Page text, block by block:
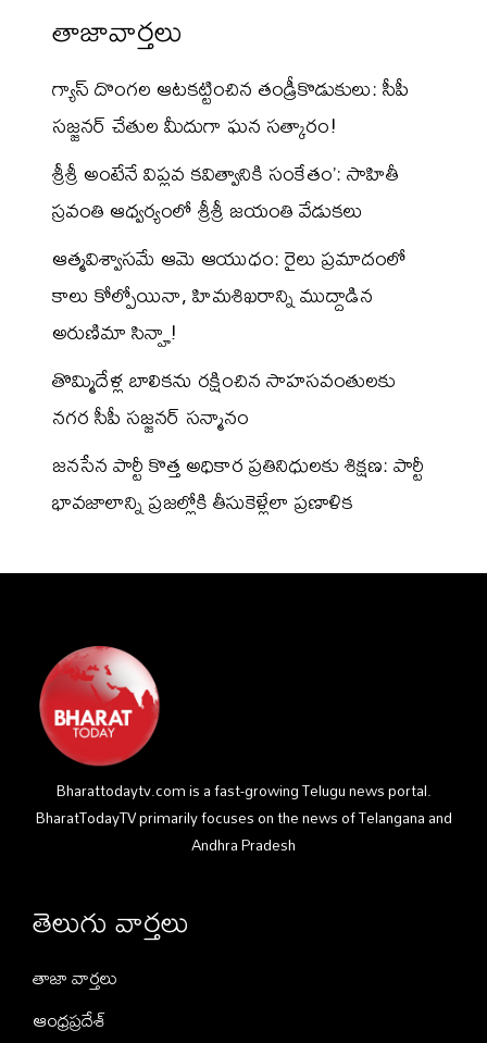
తాజావార్తలు
గ్యాస్ దొంగల ఆటకట్టించిన తండ్రీకొడుకులు: సీపీ
సజ్జనర్ చేతుల మీదుగా ఘన సత్కారం!
శ్రీశ్రీ అంటేనే విప్లవ కవిత్వానికి సంకేతం’: సాహితీ
స్రవంతి ఆధ్వర్యంలో శ్రీశ్రీ జయంతి వేడుకలు
ఆత్మవిశ్వాసమే ఆమె ఆయుధం: రైలు ప్రమాదంలో
కాలు కోల్పోయినా, హిమశిఖరాన్ని ముద్దాడిన
అరుణిమా సిన్హా!
తొమ్మిదేళ్ల బాలికను రక్షించిన సాహసవంతులకు
నగర సీపీ సజ్జనర్ సన్మానం
జనసేన పార్టీ కొత్త అధికార ప్రతినిధులకు శిక్షణ: పార్టీ
భావజాలాన్ని ప్రజల్లోకి తీసుకెళ్లేలా ప్రణాళిక
Bharattodaytv.com is a fast-growing Telugu news portal.
BharatTodayTV primarily focuses on the news of Telangana and
Andhra Pradesh
తెలుగు వార్తలు
తాజా వార్తలు
ఆంధ్రప్రదేశ్